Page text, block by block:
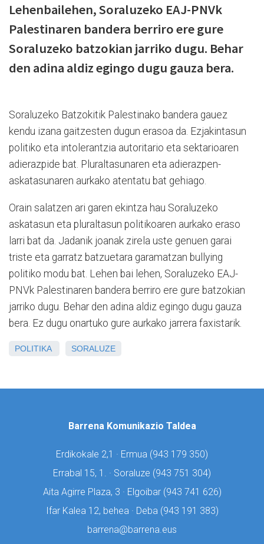
Lehenbailehen, Soraluzeko EAJ-PNVk
Palestinaren bandera berriro ere gure
Soraluzeko batzokian jarriko dugu. Behar
den adina aldiz egingo dugu gauza bera.
Soraluzeko Batzokitik Palestinako bandera gauez
kendu izana gaitzesten dugun erasoa da. Ezjakintasun
politiko eta intolerantzia autoritario eta sektarioaren
adierazpide bat. Pluraltasunaren eta adierazpen-
askatasunaren aurkako atentatu bat gehiago.
Orain salatzen ari garen ekintza hau Soraluzeko
askatasun eta pluraltasun politikoaren aurkako eraso
larri bat da. Jadanik joanak zirela uste genuen garai
triste eta garratz batzuetara garamatzan bullying
politiko modu bat. Lehen bai lehen, Soraluzeko EAJ-
PNVk Palestinaren bandera berriro ere gure batzokian
jarriko dugu. Behar den adina aldiz egingo dugu gauza
bera. Ez dugu onartuko gure aurkako jarrera faxistarik.
POLITIKA SORALUZE
Barrena Komunikazio Taldea
Erdikokale 2,1 · Ermua (943 179 350)
Errabal 15, 1. · Soraluze (943 751 304)
Aita Agirre Plaza, 3 · Elgoibar (943 741 626)
Ifar Kalea 12, behea · Deba (943 191 383)
barrena@barrena.eus